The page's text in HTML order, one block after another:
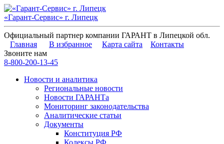
«Гарант-Сервис» г. Липецк
Официальный партнер компании ГАРАНТ в Липецкой обл.
Главная
В избранное Карта сайта
Контакты
Звоните нам
8-800-200-13-45
Новости и аналитика
Региональные новости
Новости ГАРАНТа
Мониторинг законодательства
Аналитические статьи
Документы
Конституция РФ
Кодексы РФ